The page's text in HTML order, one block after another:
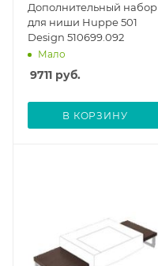
Дополнительный набор
для ниши Huppe 501
Design 510699.092
Мало
9711 руб.
В КОРЗИНУ